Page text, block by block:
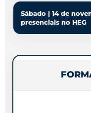
Sábado | 14 de
presenciais no HEG